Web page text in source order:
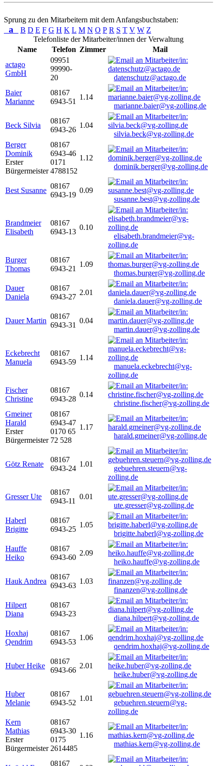
Sprung zu den Mitarbeitern mit dem Anfangsbuchstaben:
a B D E F G H K L M N O P R S T V W Z
Telefonliste der Mitarbeiter/innen der Verwaltung
Name
Telefon Zimmer
Mail
actago
GmbH
09951
99990-
20
datenschutz@actago.de
Baier
Marianne
08167
6943-51
1.14
marianne.baier@vg-zolling.de
Beck Silvia
08167
6943-26
1.04
silvia.beck@vg-zolling.de
Berger
Dominik
Erster
Bürgermeister
08167
6943-46
0171
4788152
1.12
dominik.berger@vg-zolling.de
Best Susanne
08167
6943-19
0.09
susanne.best@vg-zolling.de
Brandmeier
Elisabeth
08167
6943-13
0.10
elisabeth.brandmeier@vg-
zolling.de
Burger
Thomas
08167
6943-21
1.09
thomas.burger@vg-zolling.de
Dauer
Daniela
08167
6943-27
2.01
daniela.dauer@vg-zolling.de
Dauer Martin
08167
6943-31
0.04
martin.dauer@vg-zolling.de
Eckebrecht
Manuela
08167
6943-59
1.14
manuela.eckebrecht@vg-
zolling.de
Fischer
Christine
08167
6943-28
0.14
christine.fischer@vg-zolling.de
Gmeiner
Harald
Erster
Bürgermeister
08167
6943-47
0170 65
72 528
1.17
harald.gmeiner@vg-zolling.de
Götz Renate
08167
6943-24
1.01
gebuehren.steuern@vg-
zolling.de
Gresser Ute
08167
6943-11
0.01
ute.gresser@vg-zolling.de
Haberl
Brigitte
08167
6943-25
1.05
brigitte.haberl@vg-zolling.de
Hauffe
Heiko
08167
6943-60
2.09
heiko.hauffe@vg-zolling.de
Hauk Andrea
08167
6943-63
1.03
finanzen@vg-zolling.de
Hilpert
Diana
08167
6943-23
diana.hilpert@vg-zolling.de
Hoxhaj
Qendrim
08167
6943-53
1.06
qendrim.hoxhaj@vg-zolling.de
Huber Heike
08167
6943-66
2.01
heike.huber@vg-zolling.de
Huber
Melanie
08167
6943-52
1.01
gebuehren.steuern@vg-
zolling.de
Kern
Mathias
Erster
Bürgermeister
08167
6943-30
0175
2614485
1.16
mathias.kern@vg-zolling.de
08167